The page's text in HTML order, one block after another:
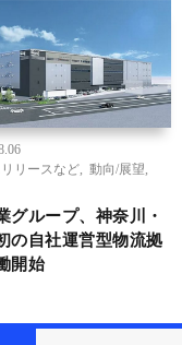
リースなど
動向/展望
グループ、神奈川・
の自社運営型物流拠
開始